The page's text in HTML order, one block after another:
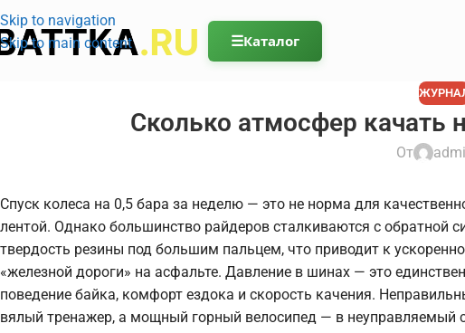
Skip to navigation
Skip to main content
☰Каталог
Сколько атмосфер качать
От
Спуск колеса на 0,5 бара за неделю — это не норма для
лентой. Однако большинство райдеров сталкиваются с обратной
твердость резины под большим пальцем, что приводит к
«железной дороги» на асфальте. Давление в шинах — это
поведение байка, комфорт ездока и скорость качения.
вялый тренажер, а мощный горный велосипед — в неуправляемый